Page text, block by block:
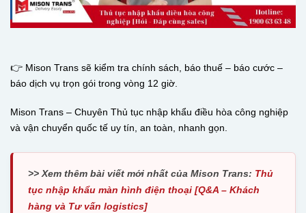
👉 Mison Trans sẽ kiểm tra chính sách, báo thuế – báo cước –
báo dịch vụ trọn gói trong vòng 12 giờ.
Mison Trans – Chuyên Thủ tục nhập khẩu điều hòa công nghiệp
và vận chuyển quốc tế uy tín, an toàn, nhanh gọn.
>> Xem thêm bài viết mới nhất của Mison Trans: Thủ
tục nhập khẩu màn hình điện thoại [Q&A – Khách
hàng và Tư vấn logistics]